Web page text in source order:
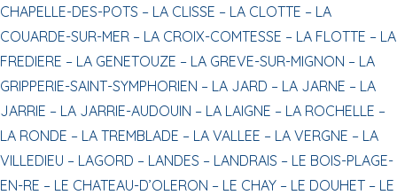
CHAPELLE-DES-POTS – LA CLISSE – LA CLOTTE – LA
COUARDE-SUR-MER – LA CROIX-COMTESSE – LA FLOTTE – LA
FREDIERE – LA GENETOUZE – LA GREVE-SUR-MIGNON – LA
GRIPPERIE-SAINT-SYMPHORIEN – LA JARD – LA JARNE – LA
JARRIE – LA JARRIE-AUDOUIN – LA LAIGNE – LA ROCHELLE –
LA RONDE – LA TREMBLADE – LA VALLEE – LA VERGNE – LA
VILLEDIEU – LAGORD – LANDES – LANDRAIS – LE BOIS-PLAGE-
EN-RE – LE CHATEAU-D’OLERON – LE CHAY – LE DOUHET – LE